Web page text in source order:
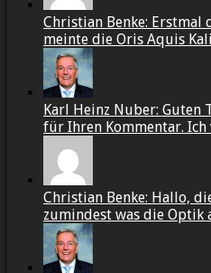
Christian Benke:
meinte die Oris Aquis
Karl Heinz Nuber: Guten
für Ihren Kommentar. Ich
Christian Benke: Hallo,
zumindest was die Optik